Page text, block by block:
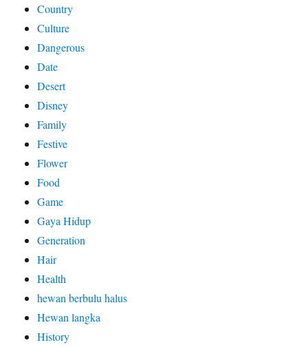
Country
Culture
Dangerous
Date
Desert
Disney
Family
Festive
Flower
Food
Game
Gaya Hidup
Generation
Hair
Health
hewan berbulu halus
Hewan langka
History